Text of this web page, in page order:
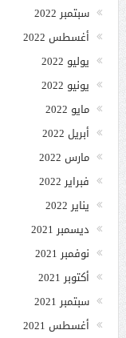
سبتمبر 2022
أغسطس 2022
يوليو 2022
يونيو 2022
مايو 2022
أبريل 2022
مارس 2022
فبراير 2022
يناير 2022
ديسمبر 2021
نوفمبر 2021
أكتوبر 2021
سبتمبر 2021
أغسطس 2021